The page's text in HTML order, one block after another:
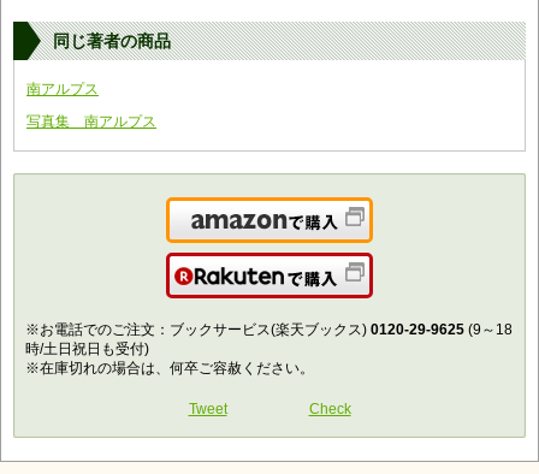
同じ著者の商品
南アルプス
写真集 南アルプス
Amazonで購入
楽天で購入
※お電話でのご注文：ブックサービス(楽天ブックス) 0120-29-9625 (9～18
時/土日祝日も受付)
※在庫切れの場合は、何卒ご容赦ください。
Tweet Check